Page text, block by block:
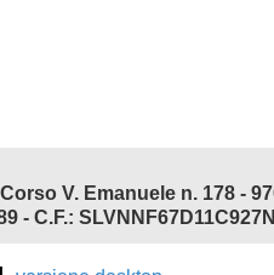
- C.F.: SLVNNF67D11C927N